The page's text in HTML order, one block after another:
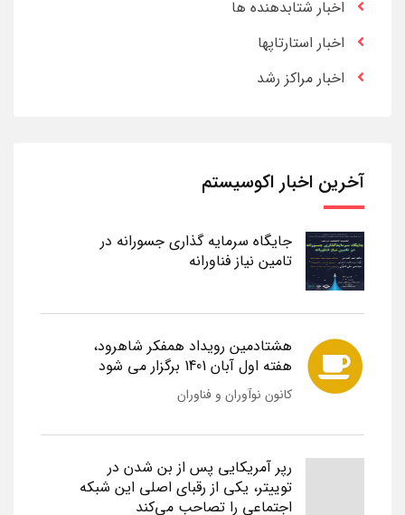
اخبار شتابدهنده ها
اخبار استارتاپها
اخبار مراکز رشد
آخرین اخبار اکوسیستم
جایگاه سرمایه گذاری جسورانه در
تامین نیاز فناورانه
هشتادمین رویداد همفکر شاهرود،
هفته اول آبان 1401 برگزار می شود
کانون نوآوران و فناوران
رپر آمریکایی پس از بن شدن در
توییتر، یکی از رقبای اصلی این شبکه
اجتماعی را تصاحب می‌کند